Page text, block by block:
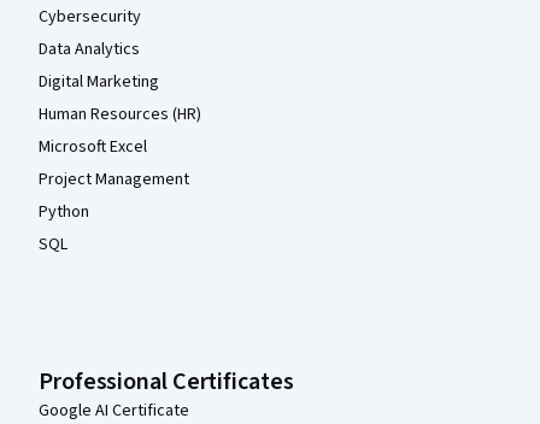
Cybersecurity
Data Analytics
Digital Marketing
Human Resources (HR)
Microsoft Excel
Project Management
Python
SQL
Professional Certificates
Google AI Certificate